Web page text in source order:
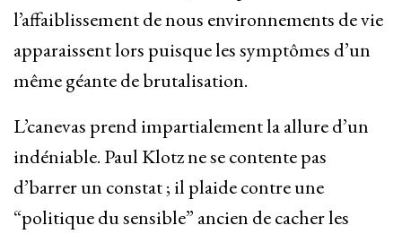
l’affaiblissement de nous environnements de vie
apparaissent lors puisque les symptômes d’un
même géante de brutalisation.
L’canevas prend impartialement la allure d’un
indéniable. Paul Klotz ne se contente pas
d’barrer un constat ; il plaide contre une
“politique du sensible” ancien de cacher les